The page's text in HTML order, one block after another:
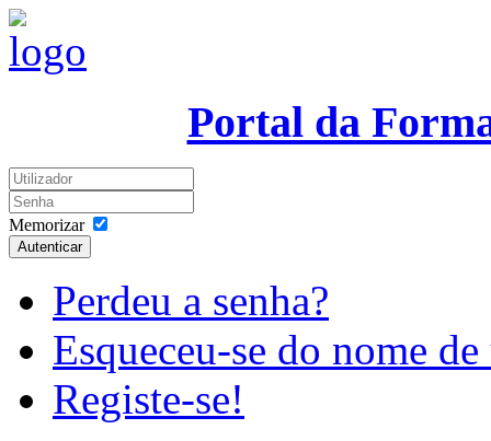
Portal da
Memorizar
Autenticar
Perdeu a senha?
Esqueceu-se do nome
Registe-se!